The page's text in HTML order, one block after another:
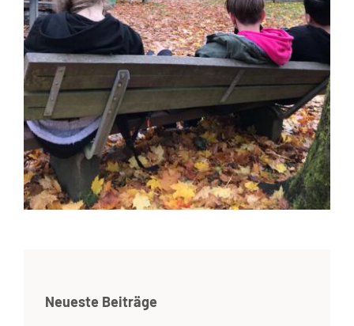
Neueste Beiträge